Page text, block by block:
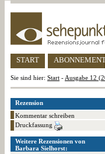
START ABONNEMENT
Sie sind hier: Start - Ausgabe 12
Rezension
Kommentar schreiben
Druckfassung
Weitere Rezensionen von
Barbara Sielhorst: